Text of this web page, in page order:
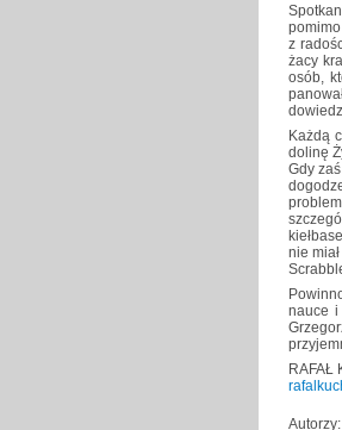
z
żacy
osób,
Każdą
dolinę
Gdy
nie
nauce i
RAFAŁ
Autorzy: